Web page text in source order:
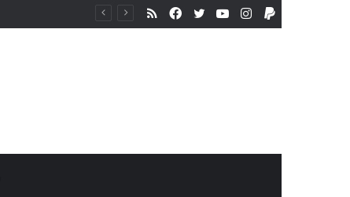
PayPal
Instagram
YouTube
Twitter
Facebook
RSS